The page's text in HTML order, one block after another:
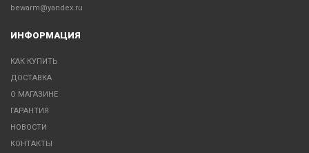
bewarm@yandex.ru
ИНФОРМАЦИЯ
КАК КУПИТЬ
ДОСТАВКА
О МАГАЗИНЕ
ГАРАНТИЯ
НОВОСТИ
КОНТАКТЫ